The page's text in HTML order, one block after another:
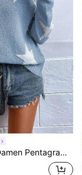
Drop Shoulder Langarm Lässig Pullover